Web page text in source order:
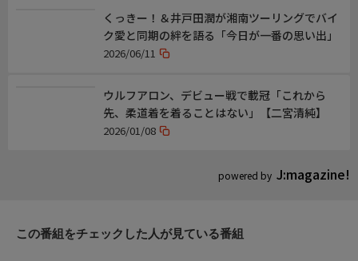
powered by J:magazine!
くっきー！＆井戸田潤が湘南ツーリングでバイ
ク愛と同期の絆を語る「今日が一番の思い出」
2026/06/11
ウルフアロン、デビュー戦で載冠「これから
先、柔道着を着ることはない」【二宮清純】
2026/01/08
この番組をチェックした人が見ている番組